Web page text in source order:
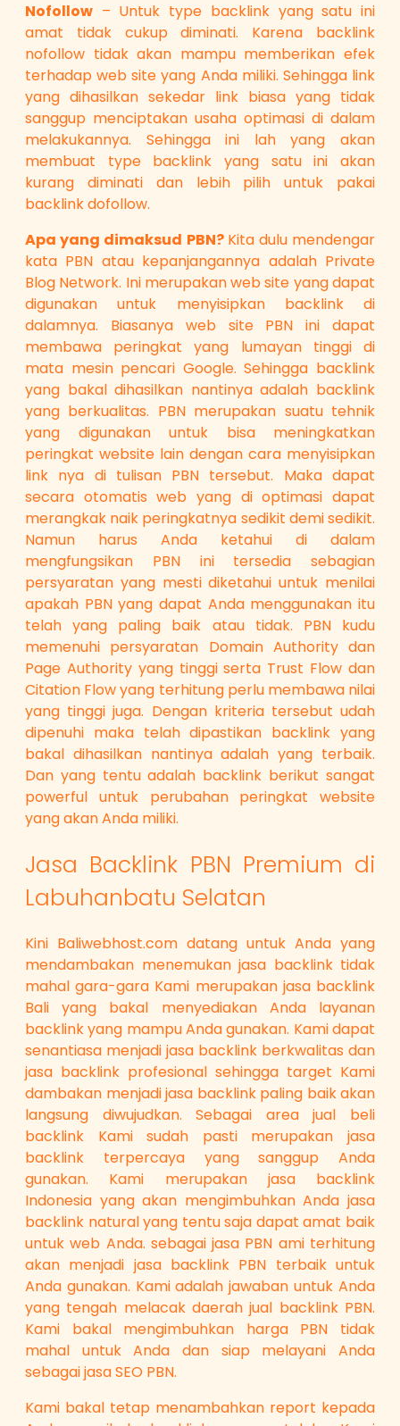
Nofollow – Untuk type backlink yang satu ini
amat tidak cukup diminati. Karena backlink
nofollow tidak akan mampu memberikan efek
terhadap web site yang Anda miliki. Sehingga link
yang dihasilkan sekedar link biasa yang tidak
sanggup menciptakan usaha optimasi di dalam
melakukannya. Sehingga ini lah yang akan
membuat type backlink yang satu ini akan
kurang diminati dan lebih pilih untuk pakai
backlink dofollow.
Apa yang dimaksud PBN? Kita dulu mendengar
kata PBN atau kepanjangannya adalah Private
Blog Network. Ini merupakan web site yang dapat
digunakan untuk menyisipkan backlink di
dalamnya. Biasanya web site PBN ini dapat
membawa peringkat yang lumayan tinggi di
mata mesin pencari Google. Sehingga backlink
yang bakal dihasilkan nantinya adalah backlink
yang berkualitas. PBN merupakan suatu tehnik
yang digunakan untuk bisa meningkatkan
peringkat website lain dengan cara menyisipkan
link nya di tulisan PBN tersebut. Maka dapat
secara otomatis web yang di optimasi dapat
merangkak naik peringkatnya sedikit demi sedikit.
Namun harus Anda ketahui di dalam
mengfungsikan PBN ini tersedia sebagian
persyaratan yang mesti diketahui untuk menilai
apakah PBN yang dapat Anda menggunakan itu
telah yang paling baik atau tidak. PBN kudu
memenuhi persyaratan Domain Authority dan
Page Authority yang tinggi serta Trust Flow dan
Citation Flow yang terhitung perlu membawa nilai
yang tinggi juga. Dengan kriteria tersebut udah
dipenuhi maka telah dipastikan backlink yang
bakal dihasilkan nantinya adalah yang terbaik.
Dan yang tentu adalah backlink berikut sangat
powerful untuk perubahan peringkat website
yang akan Anda miliki.
Jasa Backlink PBN Premium di
Labuhanbatu Selatan
Kini Baliwebhost.com datang untuk Anda yang
mendambakan menemukan jasa backlink tidak
mahal gara-gara Kami merupakan jasa backlink
Bali yang bakal menyediakan Anda layanan
backlink yang mampu Anda gunakan. Kami dapat
senantiasa menjadi jasa backlink berkwalitas dan
jasa backlink profesional sehingga target Kami
dambakan menjadi jasa backlink paling baik akan
langsung diwujudkan. Sebagai area jual beli
backlink Kami sudah pasti merupakan jasa
backlink terpercaya yang sanggup Anda
gunakan. Kami merupakan jasa backlink
Indonesia yang akan mengimbuhkan Anda jasa
backlink natural yang tentu saja dapat amat baik
untuk web Anda. sebagai jasa PBN ami terhitung
akan menjadi jasa backlink PBN terbaik untuk
Anda gunakan. Kami adalah jawaban untuk Anda
yang tengah melacak daerah jual backlink PBN.
Kami bakal mengimbuhkan harga PBN tidak
mahal untuk Anda dan siap melayani Anda
sebagai jasa SEO PBN.
Kami bakal tetap menambahkan report kepada